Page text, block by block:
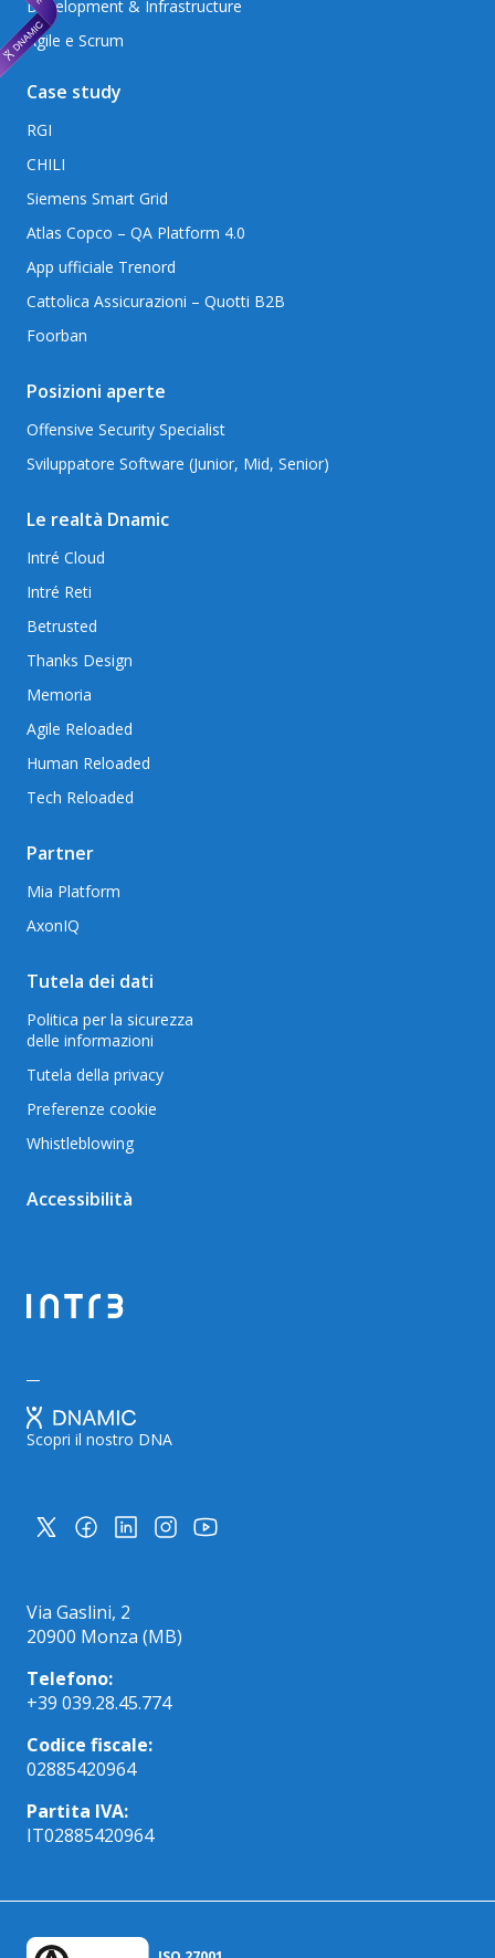
Development & Infrastructure
Agile e Scrum
Case study
RGI
CHILI
Siemens Smart Grid
Atlas Copco – QA Platform 4.0
App ufficiale Trenord
Cattolica Assicurazioni – Quotti B2B
Foorban
Posizioni aperte
Offensive Security Specialist
Sviluppatore Software (Junior, Mid, Senior)
Le realtà Dnamic
Intré Cloud
Intré Reti
Betrusted
Thanks Design
Memoria
Agile Reloaded
Human Reloaded
Tech Reloaded
Partner
Mia Platform
AxonIQ
Tutela dei dati
Politica per la sicurezza
delle informazioni
Tutela della privacy
Preferenze cookie
Whistleblowing
Accessibilità
Scopri il nostro DNA
Via Gaslini, 2
20900 Monza (MB)
Telefono:
+39 039.28.45.774
Codice fiscale:
02885420964
Partita IVA:
IT02885420964